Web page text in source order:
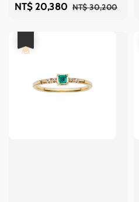
Sale
NT$ 20,380 Regular
NT$ 30,200